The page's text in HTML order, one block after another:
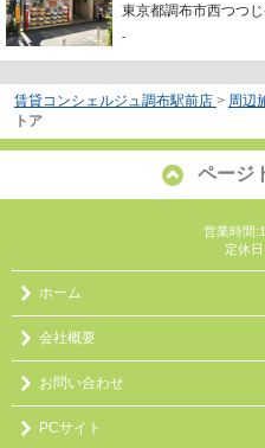
東京都調布市西つつ
-
賃貸コンシェルジュ調布駅前店 > 周辺
トア
ページ
営業時間
定休
ホーム
会社概要
お問い合わせ
PCサイト